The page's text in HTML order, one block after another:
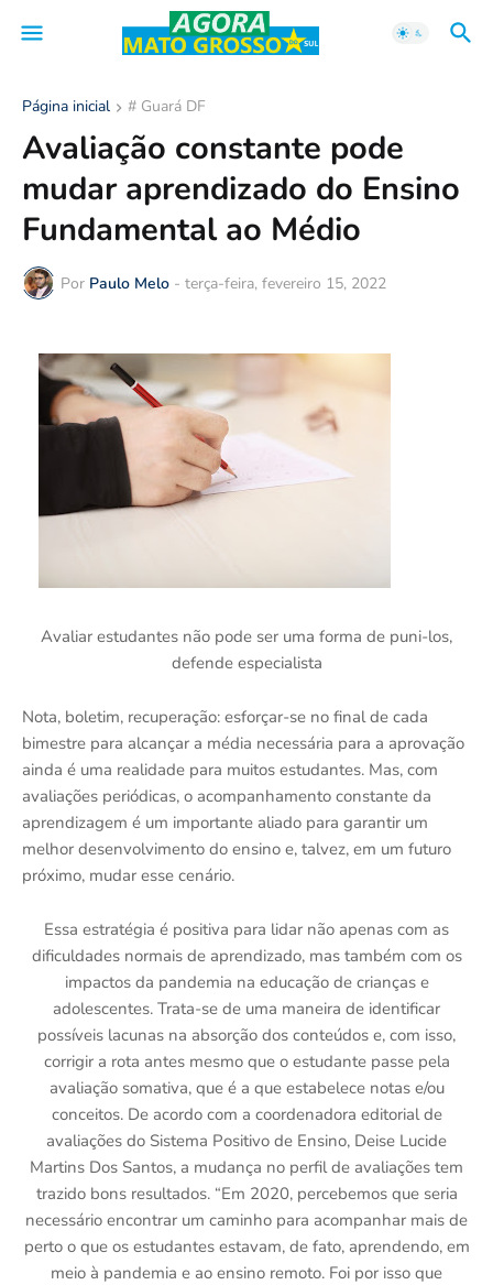
Página inicial # Guará DF
Avaliação constante pode
mudar aprendizado do Ensino
Fundamental ao Médio
Por Paulo Melo - terça-feira, fevereiro 15, 2022
Avaliar estudantes não pode ser uma forma de puni-los,
defende especialista
Nota, boletim, recuperação: esforçar-se no final de cada
bimestre para alcançar a média necessária para a aprovação
ainda é uma realidade para muitos estudantes. Mas, com
avaliações periódicas, o acompanhamento constante da
aprendizagem é um importante aliado para garantir um
melhor desenvolvimento do ensino e, talvez, em um futuro
próximo, mudar esse cenário.
Essa estratégia é positiva para lidar não apenas com as
dificuldades normais de aprendizado, mas também com os
impactos da pandemia na educação de crianças e
adolescentes. Trata-se de uma maneira de identificar
possíveis lacunas na absorção dos conteúdos e, com isso,
corrigir a rota antes mesmo que o estudante passe pela
avaliação somativa, que é a que estabelece notas e/ou
conceitos. De acordo com a coordenadora editorial de
avaliações do Sistema Positivo de Ensino, Deise Lucide
Martins Dos Santos, a mudança no perfil de avaliações tem
trazido bons resultados. “Em 2020, percebemos que seria
necessário encontrar um caminho para acompanhar mais de
perto o que os estudantes estavam, de fato, aprendendo, em
meio à pandemia e ao ensino remoto. Foi por isso que